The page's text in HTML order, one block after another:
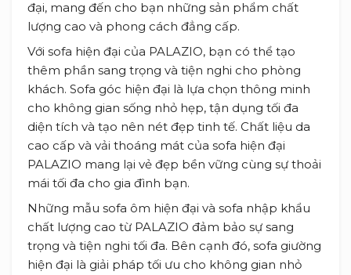
đại, mang đến cho bạn những sản phẩm chất
lượng cao và phong cách đẳng cấp.
Với sofa hiện đại của PALAZIO, bạn có thể tạo
thêm phần sang trọng và tiện nghi cho phòng
khách. Sofa góc hiện đại là lựa chọn thông minh
cho không gian sống nhỏ hẹp, tận dụng tối đa
diện tích và tạo nên nét đẹp tinh tế. Chất liệu da
cao cấp và vải thoáng mát của sofa hiện đại
PALAZIO mang lại vẻ đẹp bền vững cùng sự thoải
mái tối đa cho gia đình bạn.
Những mẫu sofa ôm hiện đại và sofa nhập khẩu
chất lượng cao từ PALAZIO đảm bảo sự sang
trọng và tiện nghi tối đa. Bên cạnh đó, sofa giường
hiện đại là giải pháp tối ưu cho không gian nhỏ